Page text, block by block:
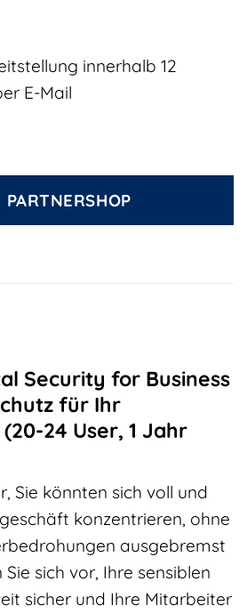
innerhalb 12
E-Mail
PARTNERSHOP
Security for Business
für Ihr
24 User, 1 Jahr
Sie könnten sich voll und
konzentrieren, ohne
ausgebremst
Sie sich vor, Ihre sensiblen
sicher und Ihre Mitarbeiter